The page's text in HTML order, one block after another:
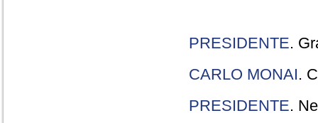
PRESIDENTE.
CARLO MONAI.
PRESIDENTE.